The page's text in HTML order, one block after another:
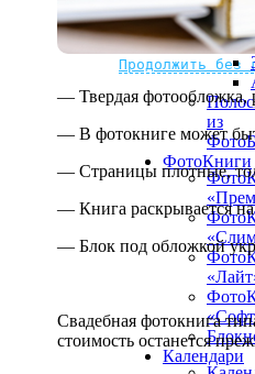
Не нашли Ваш
Мы доставляем
Продолжить без
из
ФотоКниги
Календари
— Твердая фотообложка,
— В фотокниге может
— Страницы плотные,
— Книга раскрывается
— Блок под обложкой
Свадебная фотокнига
стоимость останется